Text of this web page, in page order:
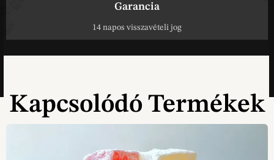
Garancia
14 napos visszavételi jog
Kapcsolódó Termékek